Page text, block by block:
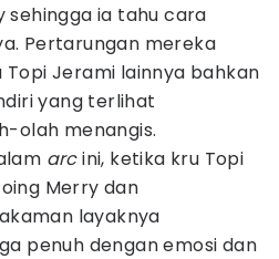
sehingga ia tahu cara
Pertarungan mereka
Jerami lainnya bahkan
yang terlihat
olah menangis.
arcini, ketika kru Topi
Merry dan
layaknya
penuh dengan emosi dan